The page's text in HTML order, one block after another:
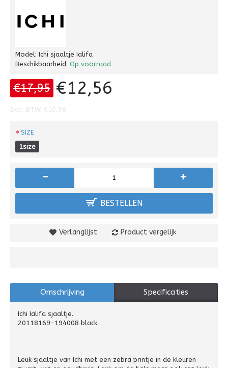
Model: Ichi sjaaltje Ialifa
Beschikbaarheid: Op voorraad
€17,95 €12,56
Excl. BTW: €10,38
SIZE
1size
- +
BESTELLEN
Verlanglijst Product vergelijk
Omschrijving Specificaties
Ichi Ialifa sjaaltje.
20118169-194008 black.
Leuk sjaaltje van Ichi met een zebra printje in de kleuren